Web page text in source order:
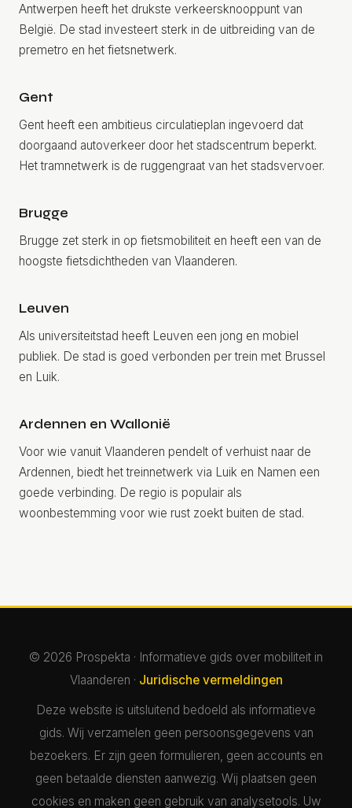
Antwerpen heeft het drukste verkeersknooppunt van
België. De stad investeert sterk in de uitbreiding van de
premetro en het fietsnetwerk.
Gent
Gent heeft een ambitieus circulatieplan ingevoerd dat
doorgaand autoverkeer door het stadscentrum beperkt.
Het tramnetwerk is de ruggengraat van het stadsvervoer.
Brugge
Brugge zet sterk in op fietsmobiliteit en heeft een van de
hoogste fietsdichtheden van Vlaanderen.
Leuven
Als universiteitstad heeft Leuven een jong en mobiel
publiek. De stad is goed verbonden per trein met Brussel
en Luik.
Ardennen en Wallonië
Voor wie vanuit Vlaanderen pendelt of verhuist naar de
Ardennen, biedt het treinnetwerk via Luik en Namen een
goede verbinding. De regio is populair als
woonbestemming voor wie rust zoekt buiten de stad.
© 2026 Prospekta · Informatieve gids over mobiliteit in
Vlaanderen · Juridische vermeldingen
Deze website is uitsluitend bedoeld als informatieve
gids. Wij verzamelen geen persoonsgegevens van
bezoekers. Er zijn geen formulieren, geen accounts en
geen betaalde diensten aanwezig. Wij plaatsen geen
cookies en maken geen gebruik van analysetools. Uw